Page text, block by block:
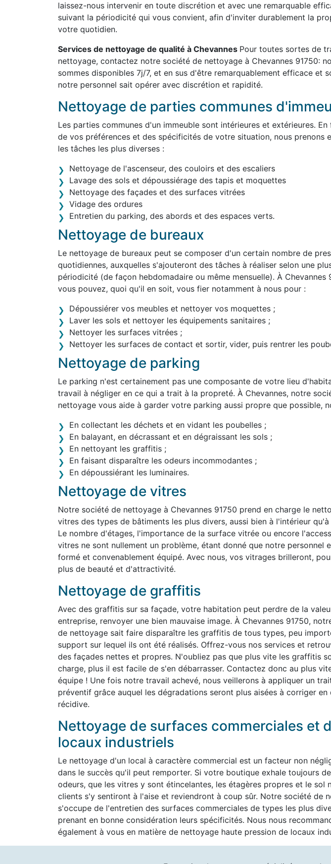
laissez-nous intervenir en toute discrétion et avec une remarquable
suivant la périodicité qui vous convient, afin d'inviter durablement la
votre quotidien.
Services de nettoyage de qualité à Chevannes Pour toutes sortes de
nettoyage, contactez notre société de nettoyage à Chevannes 91750:
sommes disponibles 7j/7, et en sus d'être remarquablement efficace et
notre personnel sait opérer avec discrétion et rapidité.
Nettoyage de parties communes
Les parties communes d'un immeuble sont intérieures et extérieures.
de vos préférences et des spécificités de votre situation, nous prenons
les tâches les plus diverses :
Nettoyage de l'ascenseur, des couloirs et des escaliers
Lavage des sols et dépoussiérage des tapis et moquettes
Nettoyage des façades et des surfaces vitrées
Vidage des ordures
Entretien du parking, des abords et des espaces verts.
Nettoyage de bureaux
Le nettoyage de bureaux peut se composer d'un certain nombre de
quotidiennes, auxquelles s'ajouteront des tâches à réaliser selon une
périodicité (de façon hebdomadaire ou même mensuelle). À Chevannes
vous pouvez, quoi qu'il en soit, vous fier notamment à nous pour :
Dépoussiérer vos meubles et nettoyer vos moquettes ;
Laver les sols et nettoyer les équipements sanitaires ;
Nettoyer les surfaces vitrées ;
Nettoyer les surfaces de contact et sortir, vider, puis rentrer les
Nettoyage de parking
Le parking n'est certainement pas une composante de votre lieu
travail à négliger en ce qui a trait à la propreté. À Chevannes, notre
nettoyage vous aide à garder votre parking aussi propre que possible,
En collectant les déchets et en vidant les poubelles ;
En balayant, en décrassant et en dégraissant les sols ;
En nettoyant les graffitis ;
En faisant disparaître les odeurs incommodantes ;
En dépoussiérant les luminaires.
Nettoyage de vitres
Notre société de nettoyage à Chevannes 91750 prend en charge le
vitres des types de bâtiments les plus divers, aussi bien à l'intérieur qu'à
Le nombre d'étages, l'importance de la surface vitrée ou encore
vitres ne sont nullement un problème, étant donné que notre personnel
formé et convenablement équipé. Avec nous, vos vitrages brilleront,
plus de beauté et d'attractivité.
Nettoyage de graffitis
Avec des graffitis sur sa façade, votre habitation peut perdre de la
entreprise, renvoyer une bien mauvaise image. À Chevannes 91750,
de nettoyage sait faire disparaître les graffitis de tous types, peu
support sur lequel ils ont été réalisés. Offrez-vous nos services et
des façades nettes et propres. N'oubliez pas que plus vite les graffitis
charge, plus il est facile de s'en débarrasser. Contactez donc au plus
équipe ! Une fois notre travail achevé, nous veillerons à appliquer un
préventif grâce auquel les dégradations seront plus aisées à corriger en
récidive.
Nettoyage de surfaces commerciales et
locaux industriels
Le nettoyage d'un local à caractère commercial est un facteur non
dans le succès qu'il peut remporter. Si votre boutique exhale toujours
odeurs, que les vitres y sont étincelantes, les étagères propres et le sol
clients s'y sentiront à l'aise et reviendront à coup sûr. Notre société de
s'occupe de l'entretien des surfaces commerciales de types les plus
prenant en bonne considération leurs spécificités. Nous nous
également à vous en matière de nettoyage haute pression de locaux